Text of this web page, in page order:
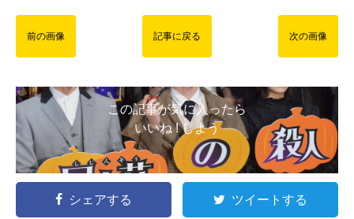
前の画像 記事に戻る 次の画像
この記事が気に入ったら
いいね ! しよう
シェアする ツイートする